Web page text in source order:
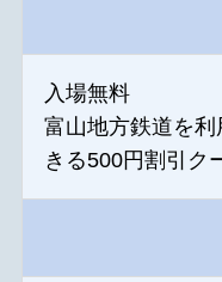
入場無料
富山地方鉄道を
きる500円割引ク